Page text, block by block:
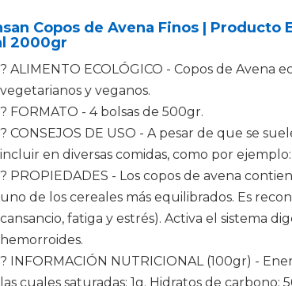
Copos de Avena Finos | Producto
2000gr
? ALIMENTO ECOLÓGICO - Copos de Avena
vegetarianos y veganos.
? FORMATO - 4 bolsas de 500gr.
? CONSEJOS DE USO - A pesar de que se
incluir en diversas comidas, como por ejemplo:
? PROPIEDADES - Los copos de avena
uno de los cereales más equilibrados. Es
cansancio, fatiga y estrés). Activa el sistema
hemorroides.
? INFORMACIÓN NUTRICIONAL (100gr) -
las cuales saturadas: 1g. Hidratos de carbono: